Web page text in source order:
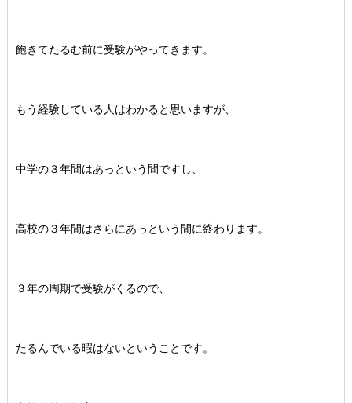
飽きてたるむ前に受験がやってきます。
もう経験している人はわかると思いますが、
中学の３年間はあっという間ですし、
高校の３年間はさらにあっという間に終わります。
３年の周期で受験がくるので、
たるんでいる暇はないということです。